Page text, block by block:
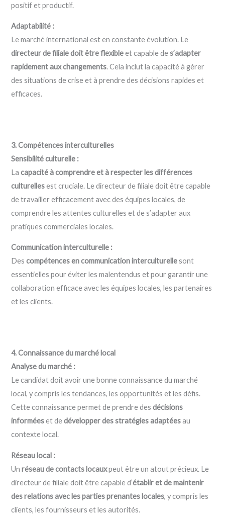
positif et productif.
Adaptabilité :
Le marché international est en constante évolution. Le
directeur de filiale doit être flexibleet capable des’adapter
rapidement aux changements. Cela inclut la capacité à gérer
des situations de crise et à prendre des décisions rapides et
efficaces.
3. Compétences interculturelles
Sensibilité culturelle :
Lacapacité à comprendre et à respecter les différences
culturellesest cruciale. Le directeur de filiale doit être capable
de travailler efficacement avec des équipes locales, de
comprendre les attentes culturelles et de s’adapter aux
pratiques commerciales locales.
Communication interculturelle :
Descompétences en communication interculturellesont
essentielles pour éviter les malentendus et pour garantir une
collaboration efficace avec les équipes locales, les partenaires
et les clients.
4. Connaissance du marché local
Analyse du marché :
Le candidat doit avoir une bonne connaissance du marché
local, y compris les tendances, les opportunités et les défis.
Cette connaissance permet de prendre desdécisions
informéeset dedévelopper des stratégies adaptéesau
contexte local.
Réseau local :
Unréseau de contacts locauxpeut être un atout précieux. Le
directeur de filiale doit être capable d’établir et de maintenir
des relations avec les parties prenantes locales, y compris les
clients, les fournisseurs et les autorités.